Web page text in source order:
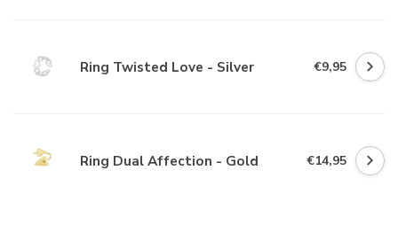
Ring Twisted Love - Silver €9,95
Ring Dual Affection - Gold €14,95